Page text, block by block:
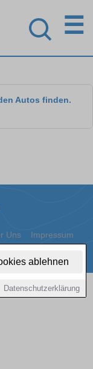
ablehnen
Datenschutzerklärung
☰
Autos finden.
Uns Impressum
by: 1a-sites-autos